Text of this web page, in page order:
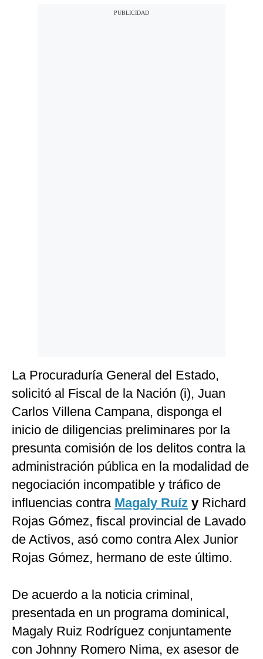
La Procuraduría General del Estado,
solicitó al Fiscal de la Nación (i), Juan
Carlos Villena Campana, disponga el
inicio de diligencias preliminares por la
presunta comisión de los delitos contra la
administración pública en la modalidad de
negociación incompatible y tráfico de
influencias contra Magaly Ruíz y Richard
Rojas Gómez, fiscal provincial de Lavado
de Activos, asó como contra Alex Junior
Rojas Gómez, hermano de este último.
De acuerdo a la noticia criminal,
presentada en un programa dominical,
Magaly Ruiz Rodríguez conjuntamente
con Johnny Romero Nima, ex asesor de